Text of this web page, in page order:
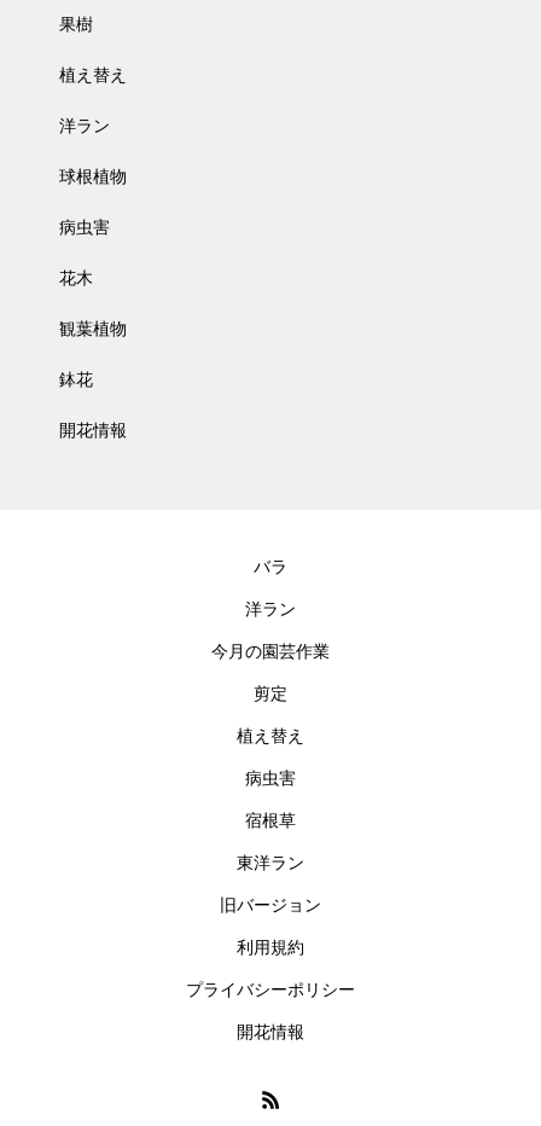
果樹
植え替え
洋ラン
球根植物
病虫害
花木
観葉植物
鉢花
開花情報
バラ
洋ラン
今月の園芸作業
剪定
植え替え
病虫害
宿根草
東洋ラン
旧バージョン
利用規約
プライバシーポリシー
開花情報